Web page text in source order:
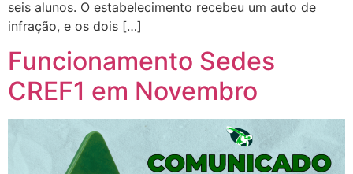
seis alunos. O estabelecimento recebeu um auto de
infração, e os dois […]
Funcionamento Sedes
CREF1 em Novembro